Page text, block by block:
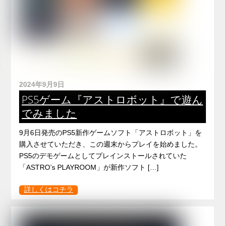
2024年9月9日
PS5ゲーム『アストロボット』で遊ん
でみました
9月6日発売のPS5新作ゲームソフト「アストロボット」を
購入させていただき、この週末からプレイを始めました。
PS5のデモゲームとしてプレインストールされていた
「ASTRO’s PLAYROOM」が新作ソフト […]
詳しくはコチラ